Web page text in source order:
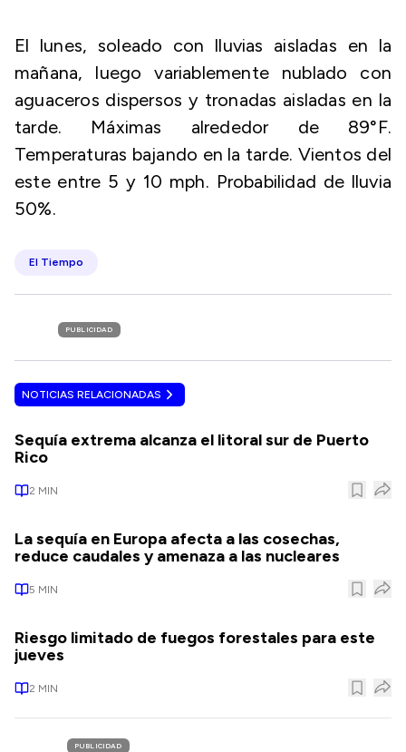
El lunes, soleado con lluvias aisladas en la
mañana, luego variablemente nublado con
aguaceros dispersos y tronadas aisladas en la
tarde. Máximas alrededor de 89°F.
Temperaturas bajando en la tarde. Vientos del
este entre 5 y 10 mph. Probabilidad de lluvia
50%.
El Tiempo
PUBLICIDAD
NOTICIAS RELACIONADAS
Sequía extrema alcanza el litoral sur de Puerto
Rico
2 MIN
La sequía en Europa afecta a las cosechas,
reduce caudales y amenaza a las nucleares
5 MIN
Riesgo limitado de fuegos forestales para este
jueves
2 MIN
PUBLICIDAD